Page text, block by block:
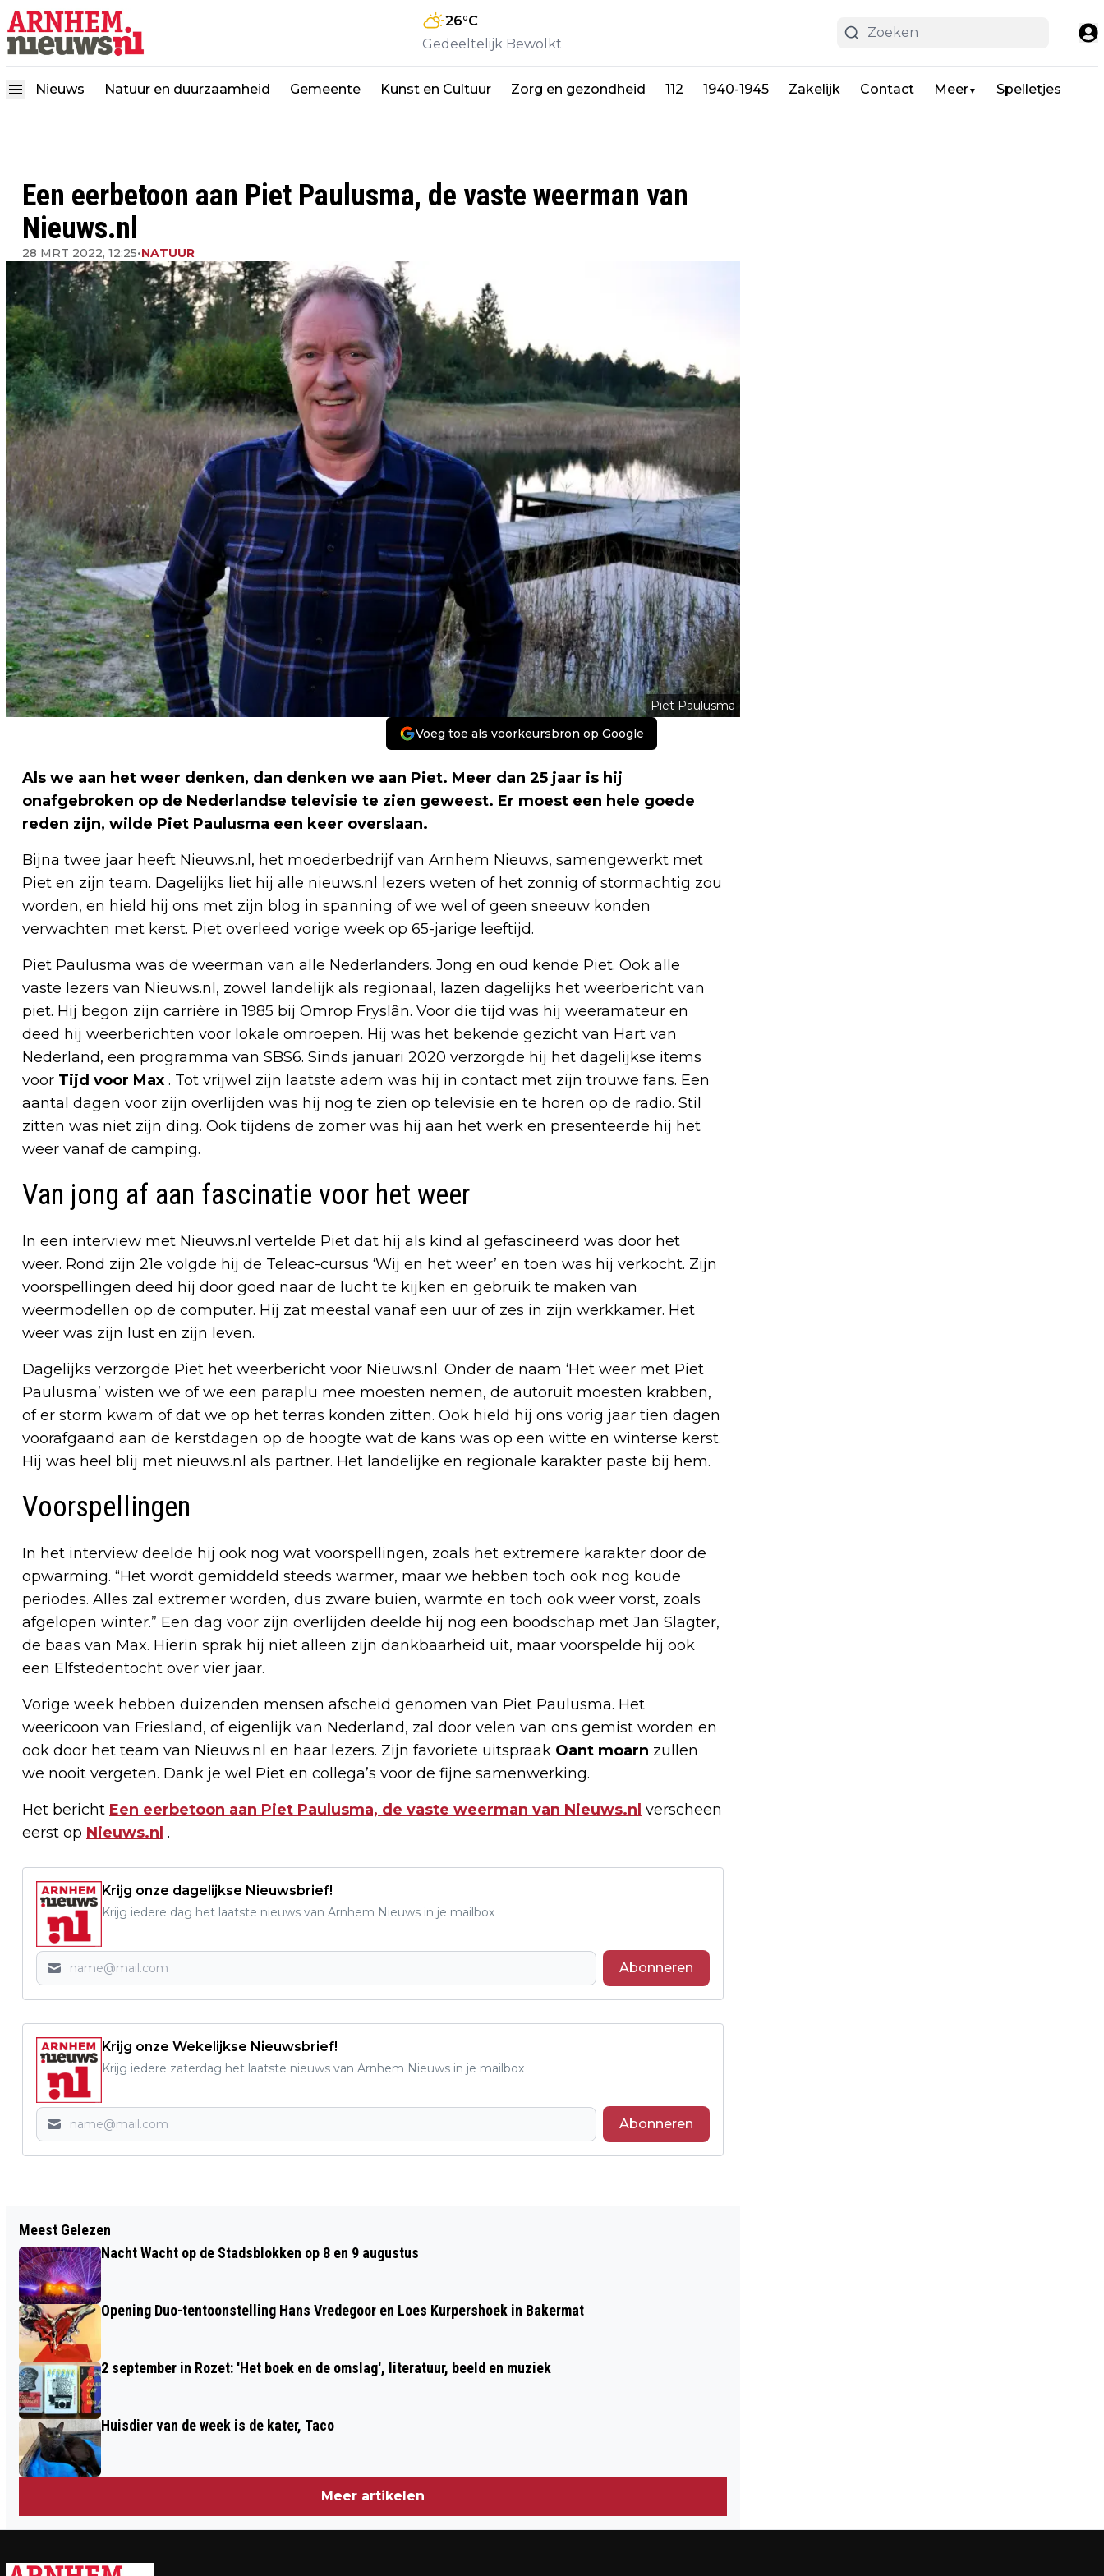
26°C
Gedeeltelijk Bewolkt
Nieuws Natuur en duurzaamheid Gemeente Kunst en Cultuur Zorg en gezondheid 112 1940-1945 Zakelijk Contact Meer▼ Spelletjes
Een eerbetoon aan Piet Paulusma, de vaste weerman van
Nieuws.nl
28 MRT 2022, 12:25•NATUUR
Piet Paulusma
Voeg toe als voorkeursbron op Google
Als we aan het weer denken, dan denken we aan Piet. Meer dan 25 jaar is hij
onafgebroken op de Nederlandse televisie te zien geweest. Er moest een hele goede
reden zijn, wilde Piet Paulusma een keer overslaan.
Bijna twee jaar heeft Nieuws.nl, het moederbedrijf van Arnhem Nieuws, samengewerkt met
Piet en zijn team. Dagelijks liet hij alle nieuws.nl lezers weten of het zonnig of stormachtig zou
worden, en hield hij ons met zijn blog in spanning of we wel of geen sneeuw konden
verwachten met kerst. Piet overleed vorige week op 65-jarige leeftijd.
Piet Paulusma was de weerman van alle Nederlanders. Jong en oud kende Piet. Ook alle
vaste lezers van Nieuws.nl, zowel landelijk als regionaal, lazen dagelijks het weerbericht van
piet. Hij begon zijn carrière in 1985 bij Omrop Fryslân. Voor die tijd was hij weeramateur en
deed hij weerberichten voor lokale omroepen. Hij was het bekende gezicht van Hart van
Nederland, een programma van SBS6. Sinds januari 2020 verzorgde hij het dagelijkse items
voor Tijd voor Max . Tot vrijwel zijn laatste adem was hij in contact met zijn trouwe fans. Een
aantal dagen voor zijn overlijden was hij nog te zien op televisie en te horen op de radio. Stil
zitten was niet zijn ding. Ook tijdens de zomer was hij aan het werk en presenteerde hij het
weer vanaf de camping.
Van jong af aan fascinatie voor het weer
In een interview met Nieuws.nl vertelde Piet dat hij als kind al gefascineerd was door het
weer. Rond zijn 21e volgde hij de Teleac-cursus ‘Wij en het weer’ en toen was hij verkocht. Zijn
voorspellingen deed hij door goed naar de lucht te kijken en gebruik te maken van
weermodellen op de computer. Hij zat meestal vanaf een uur of zes in zijn werkkamer. Het
weer was zijn lust en zijn leven.
Dagelijks verzorgde Piet het weerbericht voor Nieuws.nl. Onder de naam ‘Het weer met Piet
Paulusma’ wisten we of we een paraplu mee moesten nemen, de autoruit moesten krabben,
of er storm kwam of dat we op het terras konden zitten. Ook hield hij ons vorig jaar tien dagen
voorafgaand aan de kerstdagen op de hoogte wat de kans was op een witte en winterse kerst.
Hij was heel blij met nieuws.nl als partner. Het landelijke en regionale karakter paste bij hem.
Voorspellingen
In het interview deelde hij ook nog wat voorspellingen, zoals het extremere karakter door de
opwarming. “Het wordt gemiddeld steeds warmer, maar we hebben toch ook nog koude
periodes. Alles zal extremer worden, dus zware buien, warmte en toch ook weer vorst, zoals
afgelopen winter.” Een dag voor zijn overlijden deelde hij nog een boodschap met Jan Slagter,
de baas van Max. Hierin sprak hij niet alleen zijn dankbaarheid uit, maar voorspelde hij ook
een Elfstedentocht over vier jaar.
Vorige week hebben duizenden mensen afscheid genomen van Piet Paulusma. Het
weericoon van Friesland, of eigenlijk van Nederland, zal door velen van ons gemist worden en
ook door het team van Nieuws.nl en haar lezers. Zijn favoriete uitspraak Oant moarn zullen
we nooit vergeten. Dank je wel Piet en collega’s voor de fijne samenwerking.
Het bericht Een eerbetoon aan Piet Paulusma, de vaste weerman van Nieuws.nl verscheen
eerst op Nieuws.nl .
Krijg onze dagelijkse Nieuwsbrief!
Krijg iedere dag het laatste nieuws van Arnhem Nieuws in je mailbox
Abonneren
Krijg onze Wekelijkse Nieuwsbrief!
Krijg iedere zaterdag het laatste nieuws van Arnhem Nieuws in je mailbox
Abonneren
NIEUW ASFALT OP DE
ZIJPENDAALSEWEG
DOOR AHMED MARCOUCH, DEFANO
Meest Gelezen
Nacht Wacht op de Stadsblokken op 8 en 9 augustus
Opening Duo-tentoonstelling Hans Vredegoor en Loes Kurpershoek in Bakermat
2 september in Rozet: 'Het boek en de omslag', literatuur, beeld en muziek
Huisdier van de week is de kater, Taco
Meer artikelen